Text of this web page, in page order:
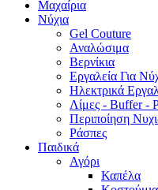
Μαχαίρια
Νύχια
Gel Couture
Αναλώσιμα
Βερνίκια
Εργαλεία Για
Ηλεκτρικά
Λίμες - Buffer -
Περιποίηση
Ράσπες
Παιδικά
Αγόρι
Καπέλα